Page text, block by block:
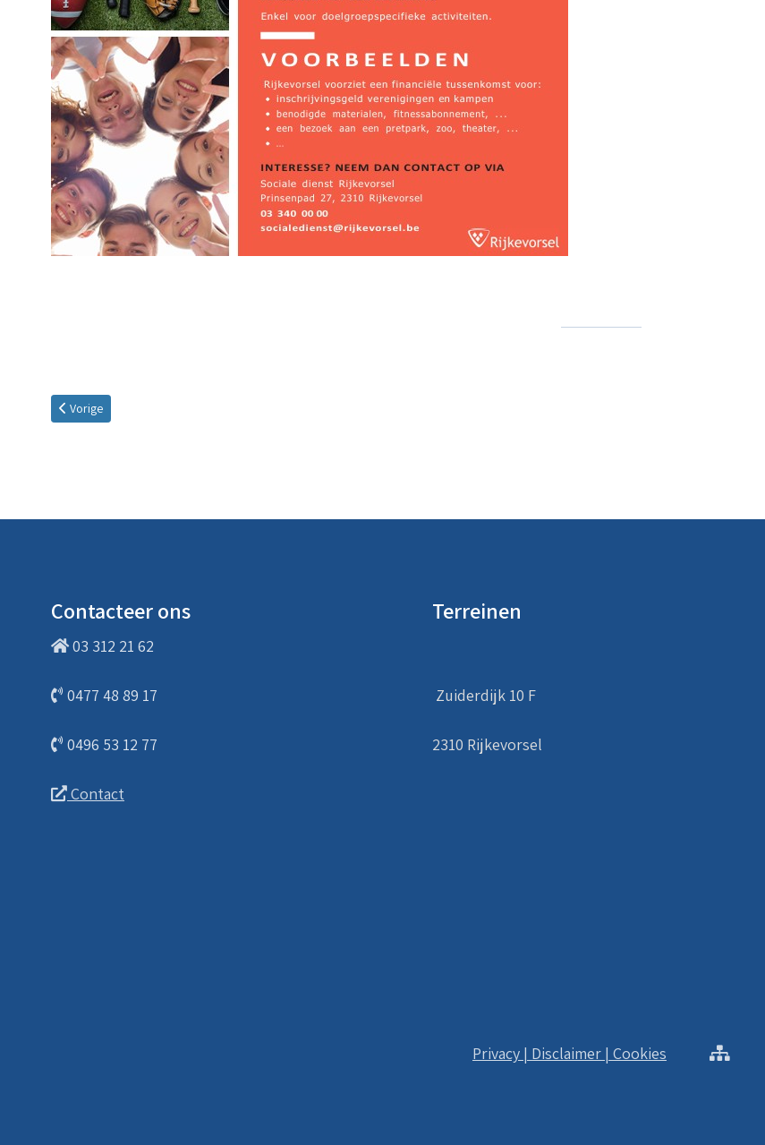
Vorig artikel: Routebeschrijving
Vorige
Contacteer ons
03 312 21 62
0477 48 89 17
0496 53 12 77
Contact
Terreinen
Zuiderdijk 10 F
2310 Rijkevorsel
Privacy | Disclaimer | Cookies